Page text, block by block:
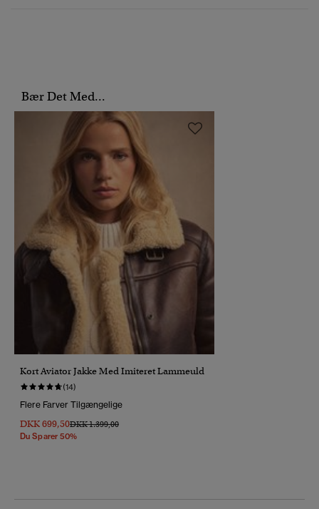
Bær Det Med...
Kort Aviator Jakke Med Imiteret Lammeuld
(14)
Flere Farver Tilgængelige
DKK 699,50Pris Nedsat Fra
DKK 1.399,00Til
Du Sparer 50%